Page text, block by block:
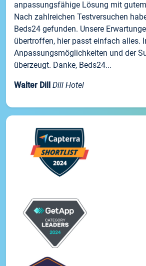
anpassungsfähige Lösung mit
Nach zahlreichen Testversuchen
Beds24 gefunden. Unsere
übertroffen, hier passt einfach alles.
Anpassungsmöglichkeiten und der
überzeugt. Danke, Beds24...
Walter Dill Dill Hotel